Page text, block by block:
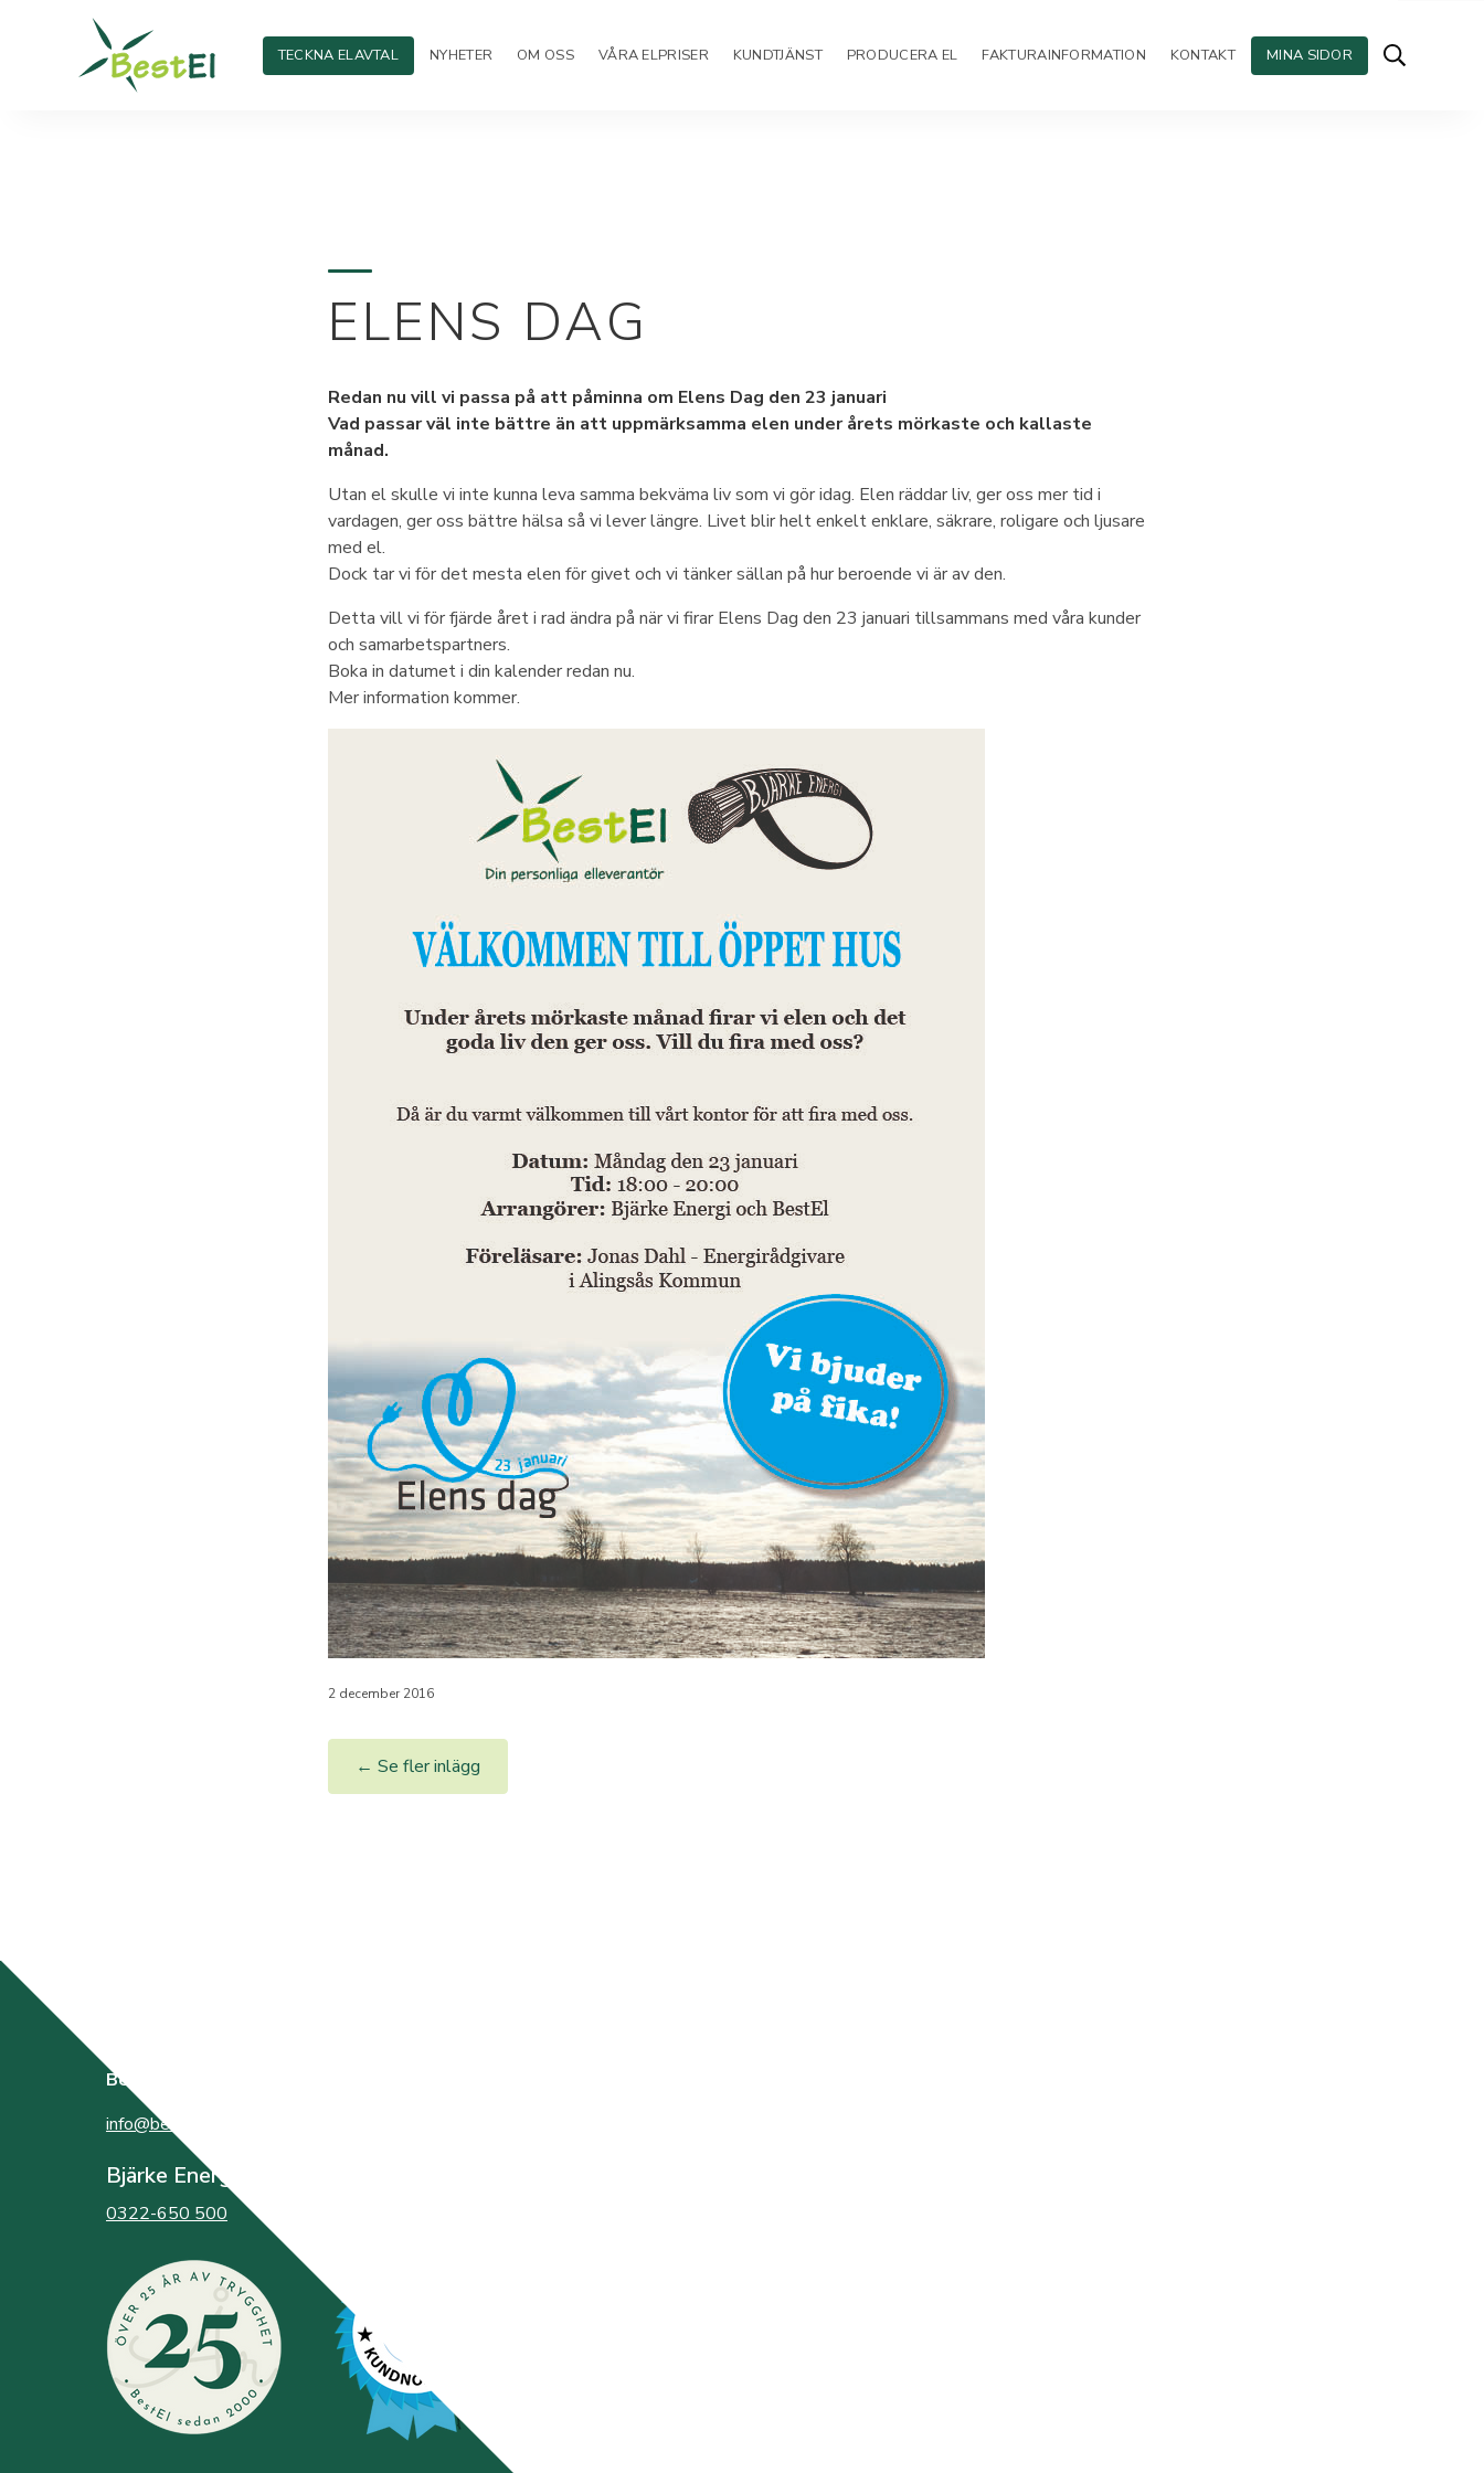
TECKNA ELAVTAL NYHETER OM OSS VÅRA ELPRISER KUNDTJÄNST PRODUCERA EL FAKTURAINFORMATION KONTAKT MINA SIDOR
ELENS DAG
Redan nu vill vi passa på att påminna om Elens Dag den 23 januari
Vad passar väl inte bättre än att uppmärksamma elen under årets mörkaste och kallaste
månad.
Utan el skulle vi inte kunna leva samma bekväma liv som vi gör idag. Elen räddar liv, ger oss mer tid i
vardagen, ger oss bättre hälsa så vi lever längre. Livet blir helt enkelt enklare, säkrare, roligare och ljusare
med el.
Dock tar vi för det mesta elen för givet och vi tänker sällan på hur beroende vi är av den.
Detta vill vi för fjärde året i rad ändra på när vi firar Elens Dag den 23 januari tillsammans med våra kunder
och samarbetspartners.
Boka in datumet i din kalender redan nu.
Mer information kommer.
2 december 2016
← Se fler inlägg
BestEl
info@bestel.se
Bjärke Energi
0322-650 500